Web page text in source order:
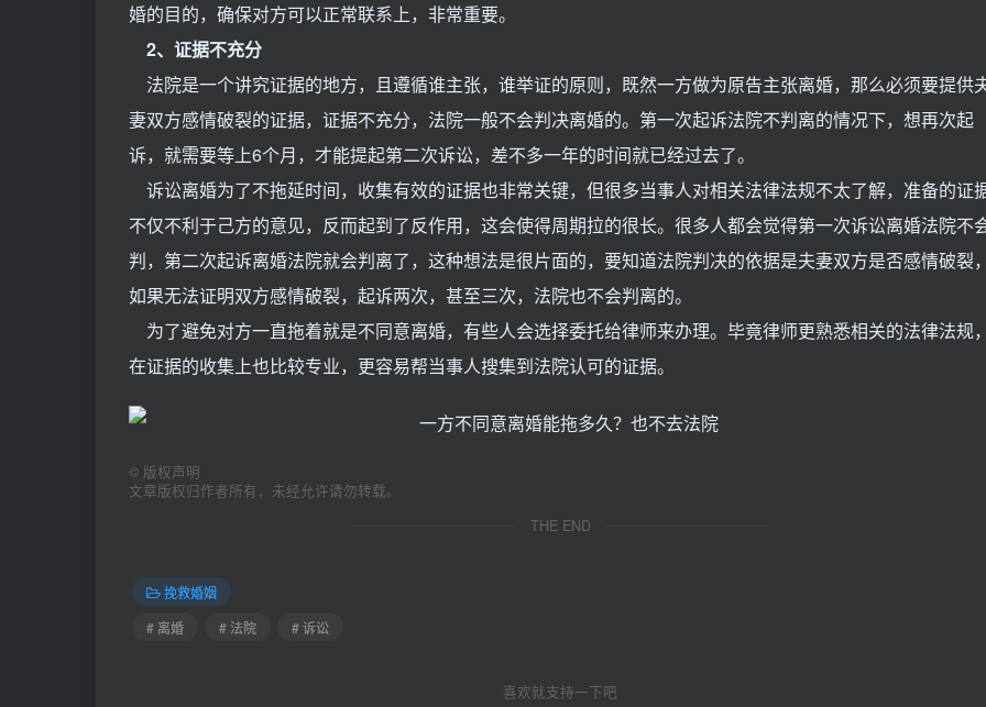
婚的目的，确保对方可以正常联系上，非常重要。
2、证据不充分
法院是一个讲究证据的地方，且遵循谁主张，谁举证的原则，既然一方做为原告主张离婚，那么必须要提供
妻双方感情破裂的证据，证据不充分，法院一般不会判决离婚的。第一次起诉法院不判离的情况下，想再次起
诉，就需要等上6个月，才能提起第二次诉讼，差不多一年的时间就已经过去了。
诉讼离婚为了不拖延时间，收集有效的证据也非常关键，但很多当事人对相关法律法规不太了解，准备的证
不仅不利于己方的意见，反而起到了反作用，这会使得周期拉的很长。很多人都会觉得第一次诉讼离婚法院不
判，第二次起诉离婚法院就会判离了，这种想法是很片面的，要知道法院判决的依据是夫妻双方是否感情破裂，
如果无法证明双方感情破裂，起诉两次，甚至三次，法院也不会判离的。
为了避免对方一直拖着就是不同意离婚，有些人会选择委托给律师来办理。毕竟律师更熟悉相关的法律法规，
在证据的收集上也比较专业，更容易帮当事人搜集到法院认可的证据。
© 版权声明
文章版权归作者所有，未经允许请勿转载。
THE END
挽救婚姻
# 离婚
# 法院 # 诉讼
喜欢就支持一下吧